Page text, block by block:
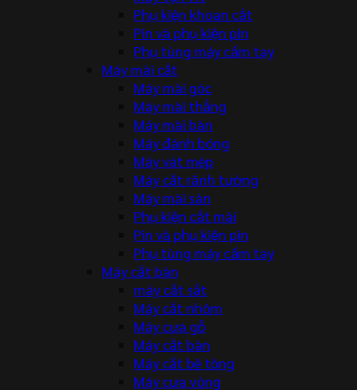
Phụ kiện khoan cắt
Pin và phụ kiện pin
Phụ tùng máy cầm tay
Máy mài cắt
Máy mài góc
Máy mài thẳng
Máy mài bàn
Máy đánh bóng
Máy vát mép
Máy cắt rãnh tường
Máy mài sàn
Phụ kiện cắt mài
Pin và phụ kiện pin
Phụ tùng máy cầm tay
Máy cắt bàn
máy cắt sắt
Máy cắt nhôm
Máy cưa gỗ
Máy cắt bàn
Máy cắt bê tông
Máy cưa vòng